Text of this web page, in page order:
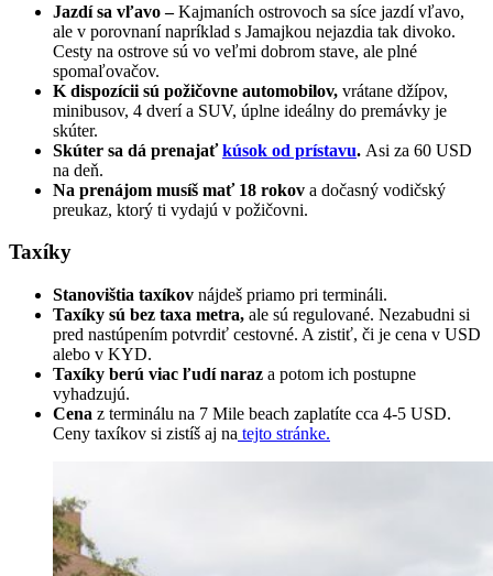
Jazdí sa vľavo –Kajmaních ostrovoch sa síce jazdí vľavo,
ale v porovnaní napríklad s Jamajkou nejazdia tak divoko.
Cesty na ostrove sú vo veľmi dobrom stave, ale plné
spomaľovačov.
K dispozícii sú požičovne automobilov, vrátane džípov,
minibusov, 4 dverí a SUV, úplne ideálny do premávky je
skúter.
Skúter sa dá prenajaťkúsok od prístavu. Asi za 60 USD
na deň.
Na prenájom musíš mať 18 rokov a dočasný vodičský
preukaz, ktorý ti vydajú v požičovni.
Taxíky
Stanovištia taxíkov nájdeš priamo pri termináli.
Taxíky sú bez taxa metra, ale sú regulované. Nezabudni si
pred nastúpením potvrdiť cestovné. A zistiť, či je cena v USD
alebo v KYD.
Taxíky berú viac ľudí naraz a potom ich postupne
vyhadzujú.
Cena z terminálu na 7 Mile beach zaplatíte cca 4-5 USD.
Ceny taxíkov si zistíš aj na tejto stránke.